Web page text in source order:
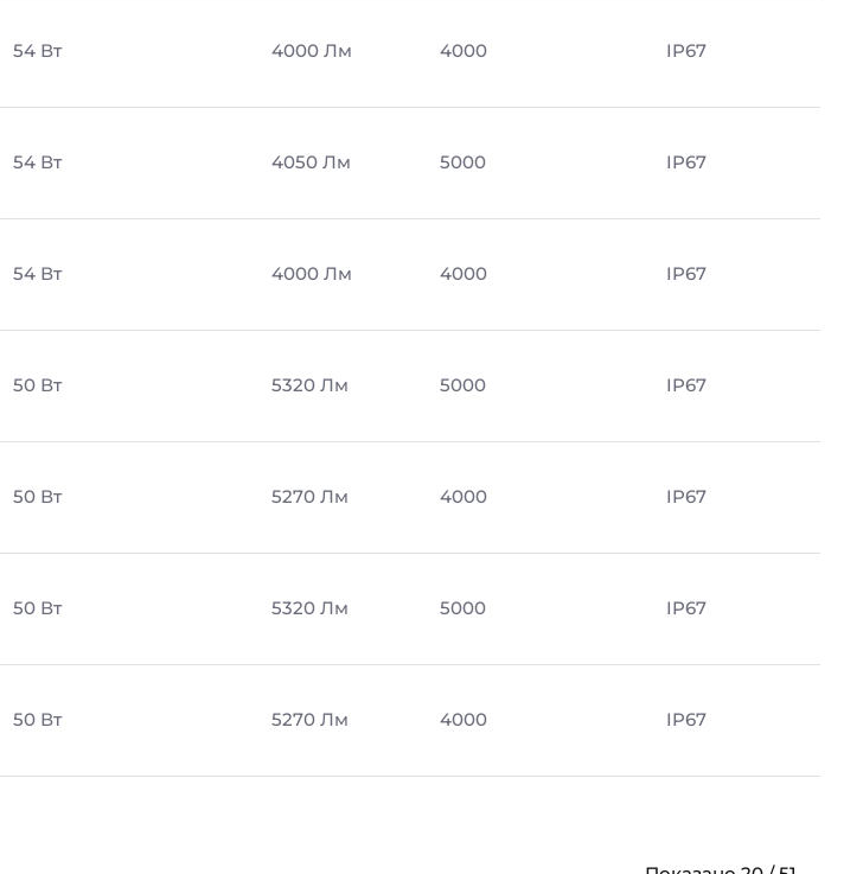
54 Вт 4000 Лм 4000 IP67
54 Вт 4050 Лм 5000 IP67
54 Вт 4000 Лм 4000 IP67
50 Вт 5320 Лм 5000 IP67
50 Вт 5270 Лм 4000 IP67
50 Вт 5320 Лм 5000 IP67
50 Вт 5270 Лм 4000 IP67